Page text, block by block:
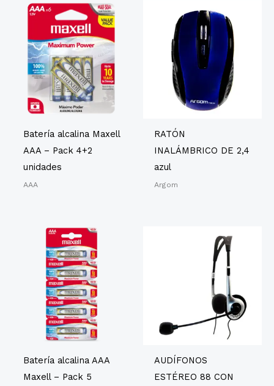
Batería alcalina Maxell
AAA – Pack 4+2
unidades
AAA
RATÓN
INALÁMBRICO DE 2,4
azul
Argom
Batería alcalina AAA
Maxell – Pack 5
AUDÍFONOS
ESTÉREO 88 CON